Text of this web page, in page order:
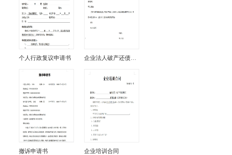
个人行政复议申请书 企业法人破产还债申请书
撤诉申请书 企业培训合同